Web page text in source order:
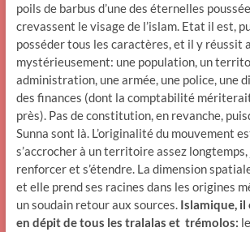
poils de barbus d’une des éternelles
crevassent le visage de l’islam. Etat il est,
posséder tous les caractères, et il y réussit
mystérieusement: une population, un
administration, une armée, une police, une
des finances (dont la comptabilité
près). Pas de constitution, en revanche,
Sunna sont là. L’originalité du mouvement
s’accrocher à un territoire assez longtemps,
renforcer et s’étendre. La dimension
et elle prend ses racines dans les origines
un soudain retour aux sources. Islamique, il
en dépit de tous les tralalas et trémolos: